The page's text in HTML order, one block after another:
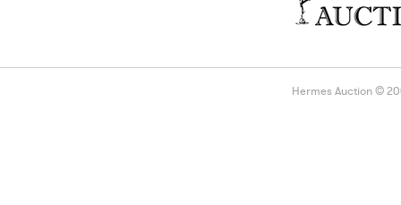
Hermes Auction ©